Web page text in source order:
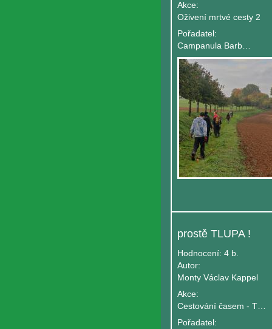
Akce:
Oživení mrtvé cesty 2
Pořadatel:
Campanula Barbata
prostě TLUPA !
Hodnocení: 4 b.
Autor:
Monty Václav Kappel
Akce:
Cestování časem - Tábor Jasenice 2022
Pořadatel: